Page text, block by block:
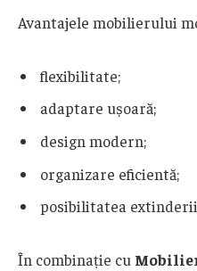
Avantajele mobilierului
flexibilitate;
adaptare ușoară;
design modern;
organizare eficientă;
posibilitatea
În combinație cu